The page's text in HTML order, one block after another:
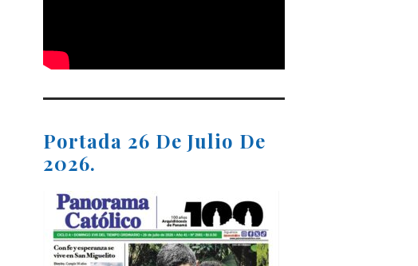
Portada 26 De Julio De
2026.